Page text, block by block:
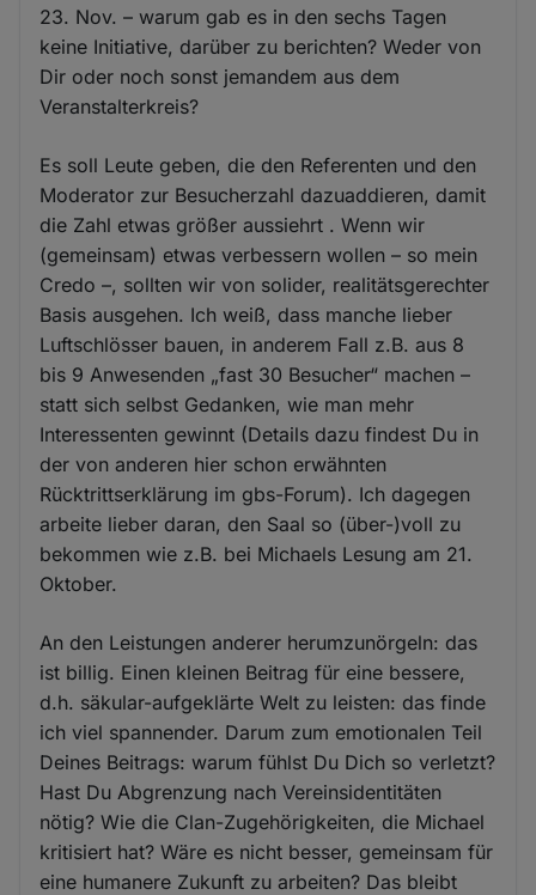
23. Nov. – warum gab es in den sechs Tagen
keine Initiative, darüber zu berichten? Weder von
Dir oder noch sonst jemandem aus dem
Veranstalterkreis?
Es soll Leute geben, die den Referenten und den
Moderator zur Besucherzahl dazuaddieren, damit
die Zahl etwas größer aussiehrt . Wenn wir
(gemeinsam) etwas verbessern wollen – so mein
Credo –, sollten wir von solider, realitätsgerechter
Basis ausgehen. Ich weiß, dass manche lieber
Luftschlösser bauen, in anderem Fall z.B. aus 8
bis 9 Anwesenden „fast 30 Besucher“ machen –
statt sich selbst Gedanken, wie man mehr
Interessenten gewinnt (Details dazu findest Du in
der von anderen hier schon erwähnten
Rücktrittserklärung im gbs-Forum). Ich dagegen
arbeite lieber daran, den Saal so (über-)voll zu
bekommen wie z.B. bei Michaels Lesung am 21.
Oktober.
An den Leistungen anderer herumzunörgeln: das
ist billig. Einen kleinen Beitrag für eine bessere,
d.h. säkular-aufgeklärte Welt zu leisten: das finde
ich viel spannender. Darum zum emotionalen Teil
Deines Beitrags: warum fühlst Du Dich so verletzt?
Hast Du Abgrenzung nach Vereinsidentitäten
nötig? Wie die Clan-Zugehörigkeiten, die Michael
kritisiert hat? Wäre es nicht besser, gemeinsam für
eine humanere Zukunft zu arbeiten? Das bleibt